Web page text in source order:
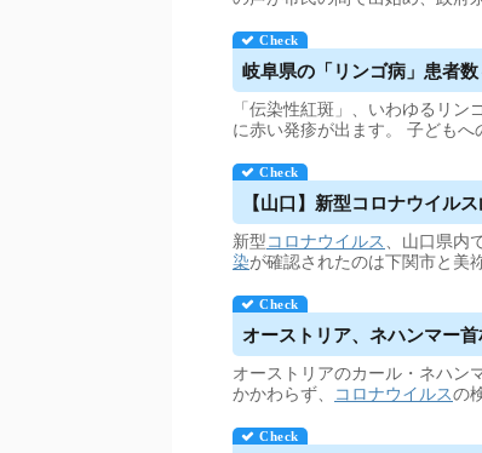
岐阜県の「リンゴ病」患者
「伝染性紅斑」、いわゆるリン
に赤い発疹が出ます。 子どもへ
【山口】新型コロナウイルス
新型コロナウイルス 、山口県内
染が確認されたのは下関市と美
オーストリア、ネハンマー
オーストリアのカール・ネハン
かかわらず、
コロナウイルスの